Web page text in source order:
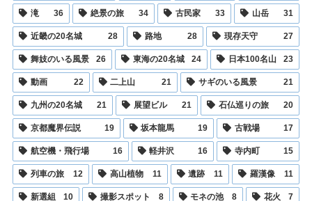
滝 36 絶景の旅 34 古民家 33 山岳 31
近畿の20名城 28 路地 28 現存天守 27
舞妓のいる風景 26 東海の20名城 24 日本100名山 23
動画 22 二上山 21 サギのいる風景 21
九州の20名城 21 展望ビル 21 石仏巡りの旅 20
京都魔界伝説 19 坂本龍馬 19 古戦場 17
航空機・飛行場 16 軽井沢 16 寺内町 15
列車の旅 12 高山植物 11 遺跡 11 羅漢像 11
新選組 10 撮影スポット 8 モネの池 8 花火 7